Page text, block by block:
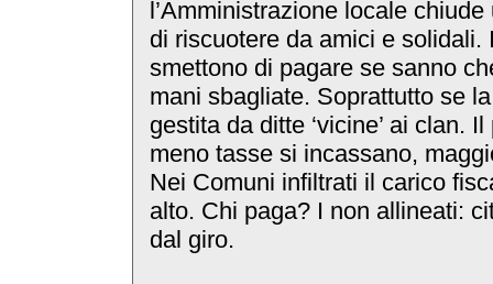
l’Amministrazione locale
di riscuotere da amici e solidali.
smettono di pagare se sanno
mani sbagliate. Soprattutto se
gestita da ditte ‘vicine’ ai clan.
meno tasse si incassano,
Nei Comuni infiltrati il carico
alto. Chi paga? I non allineati:
dal giro.